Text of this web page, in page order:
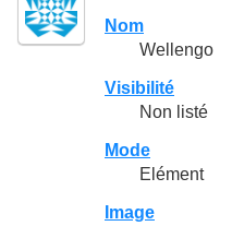
Nom
Wellengo
Visibilité
Non listé
Mode
Elément
Image